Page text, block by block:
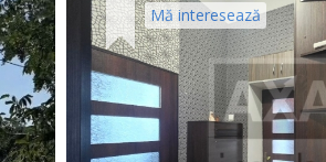
Mă interesează